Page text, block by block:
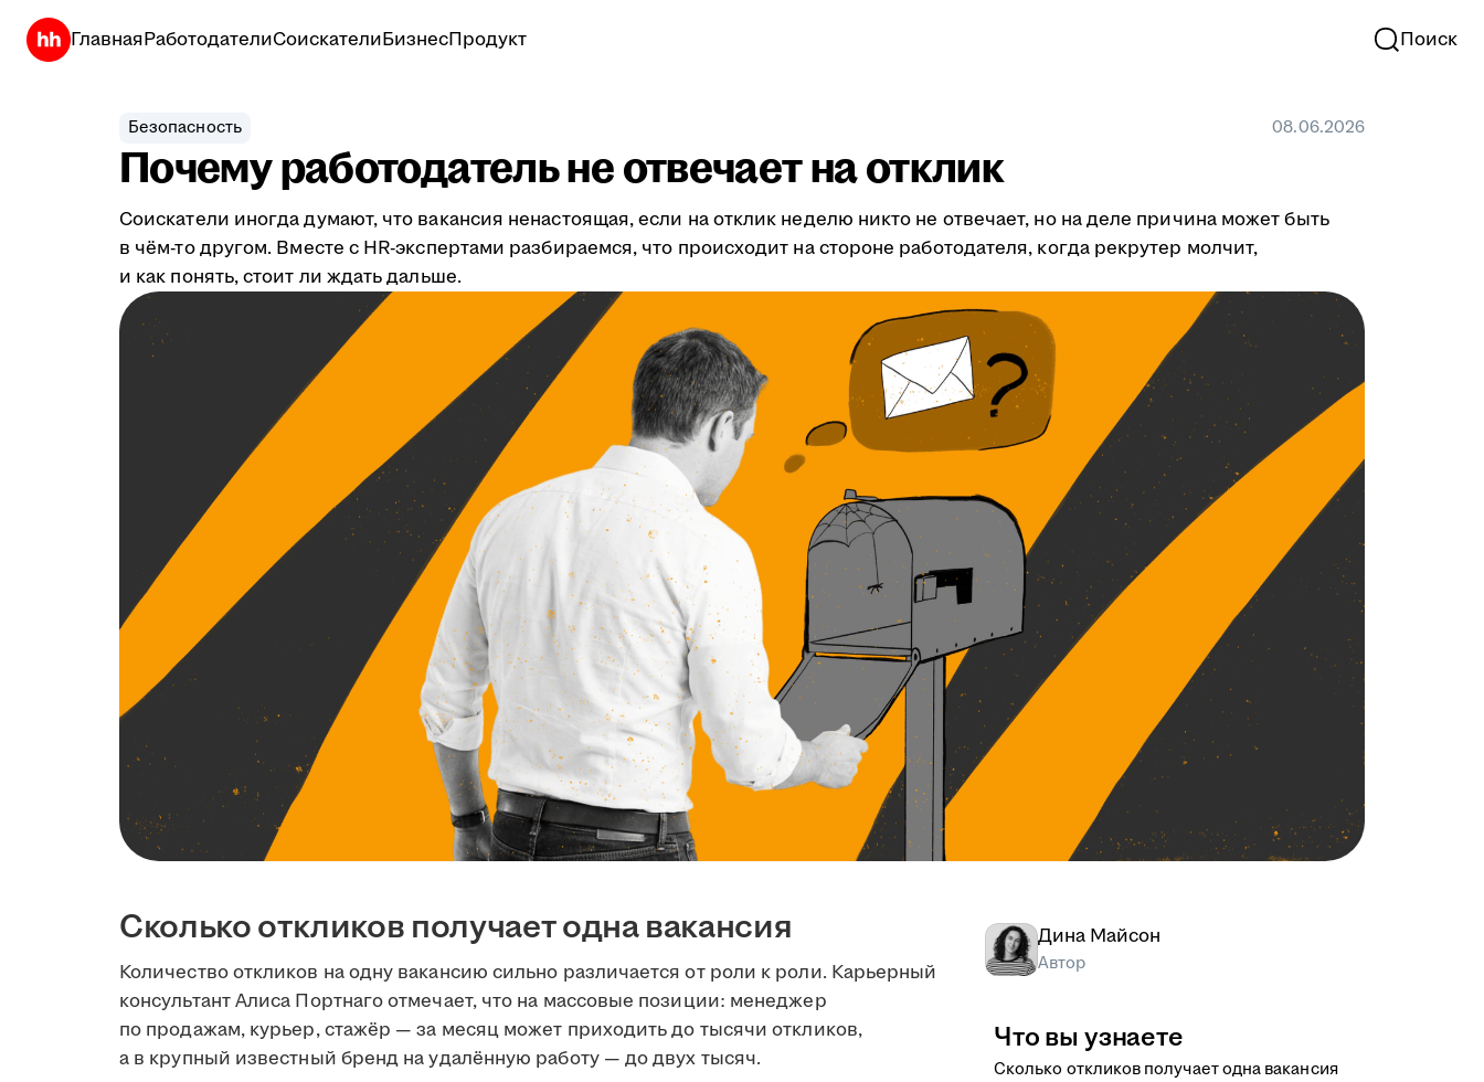
ГлавнаяРаботодателиСоискателиБизнесПродукт Поиск
Безопасность 08.06.2026
Почему работодатель не отвечает на отклик
Соискатели иногда думают, что вакансия ненастоящая, если на отклик неделю никто не отвечает, но на деле причина может быть
в чём-то другом. Вместе с HR-экспертами разбираемся, что происходит на стороне работодателя, когда рекрутер молчит,
и как понять, стоит ли ждать дальше.
Сколько откликов получает одна вакансия
Количество откликов на одну вакансию сильно различается от роли к роли. Карьерный
консультант Алиса Портнаго отмечает, что на массовые позиции: менеджер
по продажам, курьер, стажёр — за месяц может приходить до тысячи откликов,
а в крупный известный бренд на удалённую работу — до двух тысяч.
Дина Майсон
Автор
Что вы узнаете
Сколько откликов получает одна вакансия